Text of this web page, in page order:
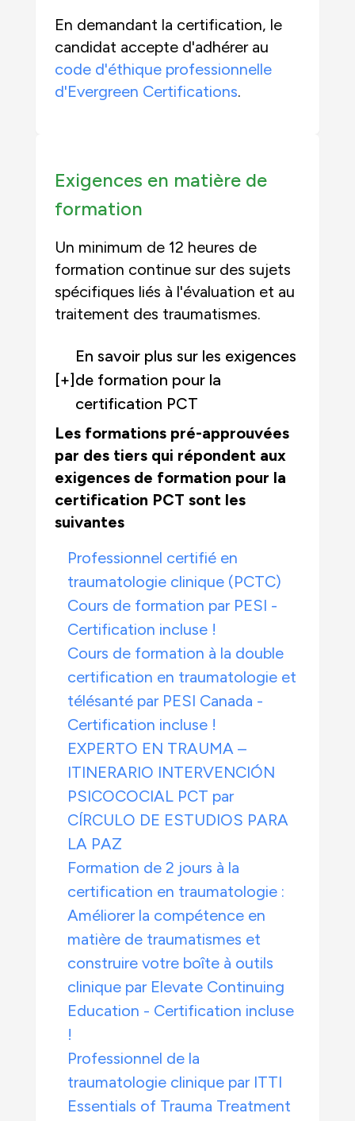
En demandant la certification, le
candidat accepte d'adhérer au
code d'éthique professionnelle
d'Evergreen Certifications.
Exigences en matière de
formation
Un minimum de 12 heures de
formation continue sur des sujets
spécifiques liés à l'évaluation et au
traitement des traumatismes.
[+]
En savoir plus sur les exigences
de formation pour la
certification PCT
Les formations pré-approuvées
par des tiers qui répondent aux
exigences de formation pour la
certification PCT sont les
suivantes
Professionnel certifié en
traumatologie clinique (PCTC)
Cours de formation par PESI -
Certification incluse !
Cours de formation à la double
certification en traumatologie et
télésanté par PESI Canada -
Certification incluse !
EXPERTO EN TRAUMA –
ITINERARIO INTERVENCIÓN
PSICOCOCIAL PCT par
CÍRCULO DE ESTUDIOS PARA
LA PAZ
Formation de 2 jours à la
certification en traumatologie :
Améliorer la compétence en
matière de traumatismes et
construire votre boîte à outils
clinique par Elevate Continuing
Education - Certification incluse
!
Professionnel de la
traumatologie clinique par ITTI
Essentials of Trauma Treatment